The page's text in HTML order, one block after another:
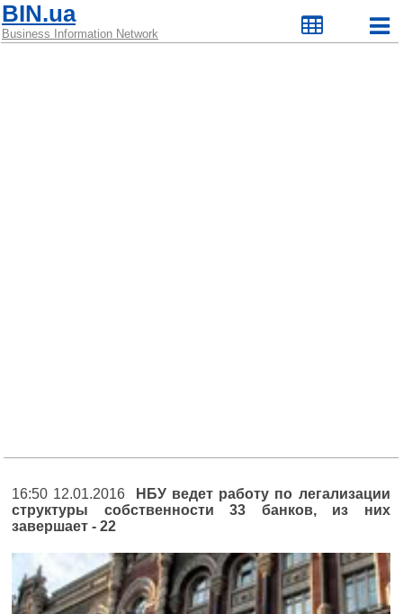
BIN.ua
Business Information Network
16:50 12.01.2016
НБУ ведет работу по легализации
структуры собственности 33 банков, из них
завершает - 22